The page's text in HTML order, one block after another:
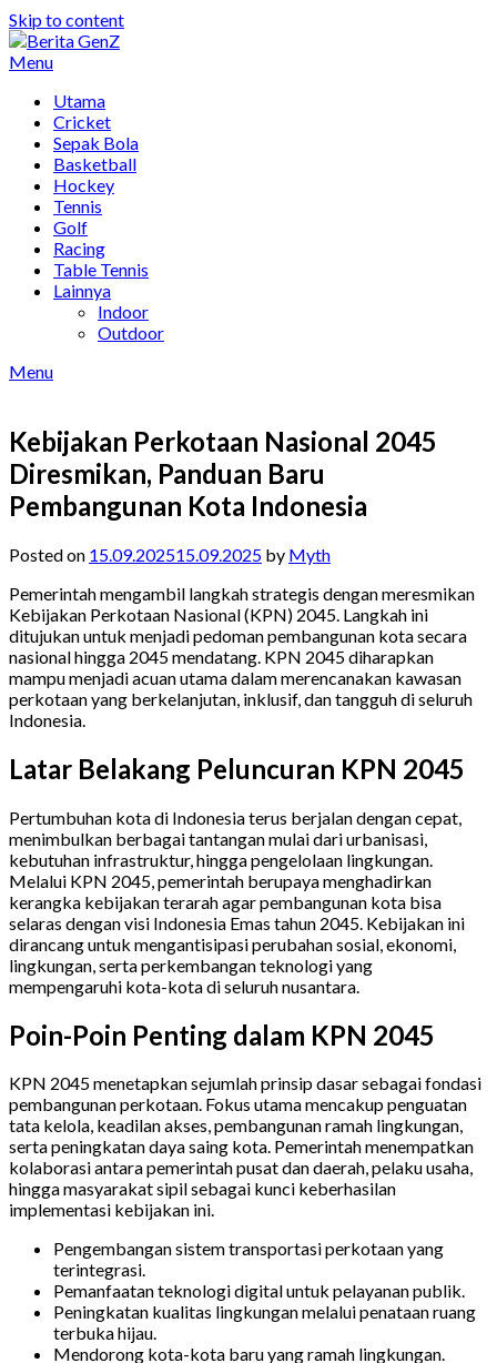
Skip to content
Menu
Utama
Cricket
Sepak Bola
Basketball
Hockey
Tennis
Golf
Racing
Table Tennis
Lainnya
Indoor
Outdoor
Menu
Kebijakan Perkotaan Nasional 2045
Diresmikan, Panduan Baru
Pembangunan Kota Indonesia
Posted on 15.09.202515.09.2025 by Myth
Pemerintah mengambil langkah strategis dengan meresmikan
Kebijakan Perkotaan Nasional (KPN) 2045. Langkah ini
ditujukan untuk menjadi pedoman pembangunan kota secara
nasional hingga 2045 mendatang. KPN 2045 diharapkan
mampu menjadi acuan utama dalam merencanakan kawasan
perkotaan yang berkelanjutan, inklusif, dan tangguh di seluruh
Indonesia.
Latar Belakang Peluncuran KPN 2045
Pertumbuhan kota di Indonesia terus berjalan dengan cepat,
menimbulkan berbagai tantangan mulai dari urbanisasi,
kebutuhan infrastruktur, hingga pengelolaan lingkungan.
Melalui KPN 2045, pemerintah berupaya menghadirkan
kerangka kebijakan terarah agar pembangunan kota bisa
selaras dengan visi Indonesia Emas tahun 2045. Kebijakan ini
dirancang untuk mengantisipasi perubahan sosial, ekonomi,
lingkungan, serta perkembangan teknologi yang
mempengaruhi kota-kota di seluruh nusantara.
Poin-Poin Penting dalam KPN 2045
KPN 2045 menetapkan sejumlah prinsip dasar sebagai fondasi
pembangunan perkotaan. Fokus utama mencakup penguatan
tata kelola, keadilan akses, pembangunan ramah lingkungan,
serta peningkatan daya saing kota. Pemerintah menempatkan
kolaborasi antara pemerintah pusat dan daerah, pelaku usaha,
hingga masyarakat sipil sebagai kunci keberhasilan
implementasi kebijakan ini.
Pengembangan sistem transportasi perkotaan yang
terintegrasi.
Pemanfaatan teknologi digital untuk pelayanan publik.
Peningkatan kualitas lingkungan melalui penataan ruang
terbuka hijau.
Mendorong kota-kota baru yang ramah lingkungan.